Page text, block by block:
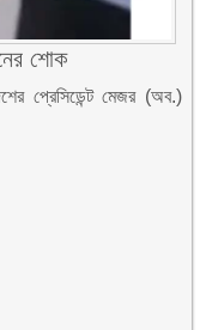
শোক
প্রেসিডেন্ট মেজর (অব.)